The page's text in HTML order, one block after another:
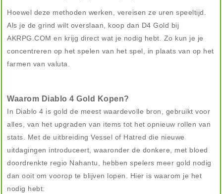
Hoewel deze methoden werken, vereisen ze uren speeltijd.
Als je de grind wilt overslaan, koop dan D4 Gold bij
AKRPG.COM en krijg direct wat je nodig hebt. Zo kun je je
concentreren op het spelen van het spel, in plaats van op het
farmen van valuta.
Waarom Diablo 4 Gold Kopen?
In Diablo 4 is gold de meest waardevolle bron, gebruikt voor
alles, van het upgraden van items tot het opnieuw rollen van
stats. Met de uitbreiding Vessel of Hatred die nieuwe
uitdagingen introduceert, waaronder de donkere, met bloed
doordrenkte regio Nahantu, hebben spelers meer gold nodig
dan ooit om voorop te blijven lopen. Hier is waarom je het
nodig hebt: